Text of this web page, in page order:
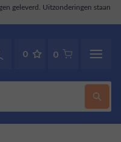
geleverd. Uitzonderingen staan
0 0